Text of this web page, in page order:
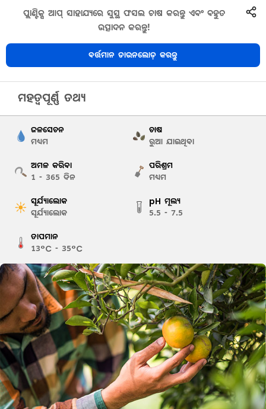
ପ୍ଲାଣ୍ଟିକ୍ସ ଆପ୍ ସାହାଯ୍ୟରେ ସୁସ୍ଥ ଫସଲ ଚାଷ କରନ୍ତୁ ଏବଂ ବହୁତ
ଉତ୍ପାଦନ କରନ୍ତୁ!
ବର୍ତ୍ତମାନ ଡାଉନଲୋଡ଼ କରନ୍ତୁ
ମହତ୍ୱପୂର୍ଣ୍ଣ ତଥ୍ୟ
ଜଳସେଚନ
ମଧ୍ୟମ
ଚାଷ
ରୁଆ ଯାଇଥିବା
ଅମଳ କରିବା
1 - 365 ଦିନ
ପରିଶ୍ରମ
ମଧ୍ୟମ
ସୂର୍ଯ୍ୟାଲୋକ
ସୂର୍ଯ୍ୟାଲୋକ
pH ମୂଲ୍ୟ
5.5 - 7.5
ତାପମାନ
13°C - 35°C